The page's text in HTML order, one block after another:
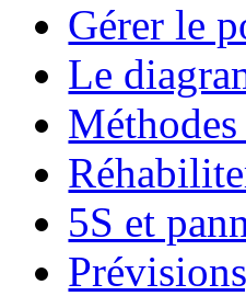
Gérer le
Le
5S et